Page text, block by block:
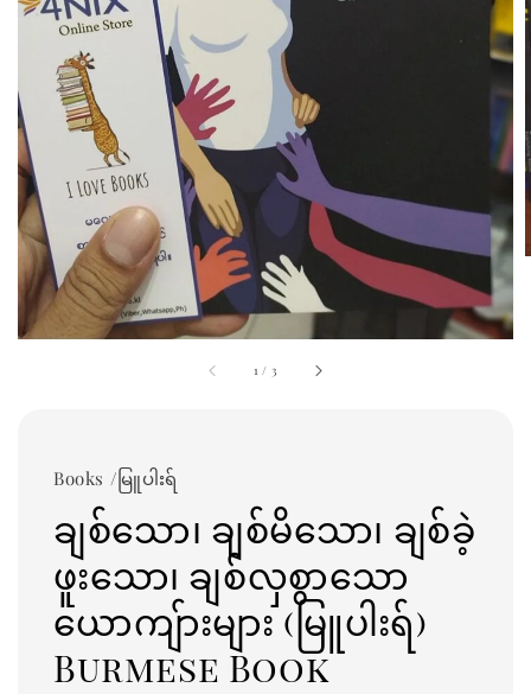
1 / 3
Books /မြူပါးရ်
ချစ်သော၊ ချစ်မိသော၊ ချစ်ခဲ့
ဖူးသော၊ ချစ်လှစွာသော
ယောကျ်ားများ (မြူပါးရ်)
Burmese Book